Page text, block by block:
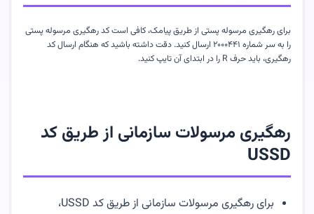
برای رهگیری مرسوله پستی از طریق پیامک، کافی است کد رهگیری مرسوله پستی
را به سر شماره ۲۰۰۰۴۴۱ ارسال کنید. دقت داشته باشید که هنگام ارسال کد
رهگیری، باید حرف R را در ابتدای آن تایپ کنید.
رهگیری مرسولات سازمانی از طریق کد
USSD
برای رهگیری مرسولات سازمانی از طریق کد USSD،